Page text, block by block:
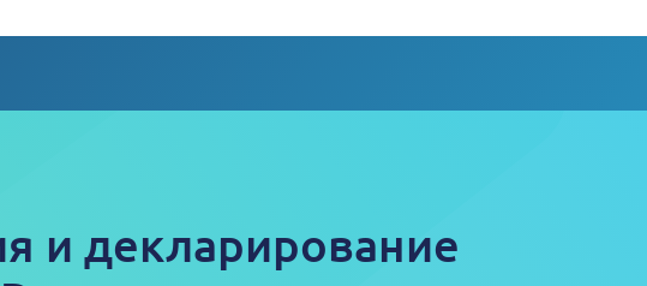
и декларирование